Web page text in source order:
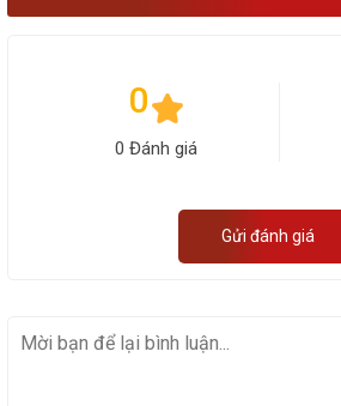
0
0 Đánh giá
Gửi đánh giá